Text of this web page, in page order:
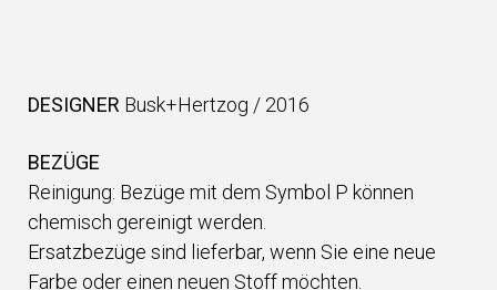
DESIGNER Busk+Hertzog / 2016
BEZÜGE
Reinigung: Bezüge mit dem Symbol P können
chemisch gereinigt werden.
Ersatzbezüge sind lieferbar, wenn Sie eine neue
Farbe oder einen neuen Stoff möchten.